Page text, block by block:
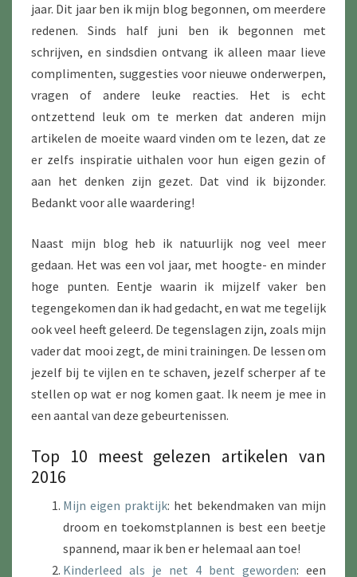
jaar. Dit jaar ben ik mijn blog begonnen, om meerdere
redenen. Sinds half juni ben ik begonnen met
schrijven, en sindsdien ontvang ik alleen maar lieve
complimenten, suggesties voor nieuwe onderwerpen,
vragen of andere leuke reacties. Het is echt
ontzettend leuk om te merken dat anderen mijn
artikelen de moeite waard vinden om te lezen, dat ze
er zelfs inspiratie uithalen voor hun eigen gezin of
aan het denken zijn gezet. Dat vind ik bijzonder.
Bedankt voor alle waardering!
Naast mijn blog heb ik natuurlijk nog veel meer
gedaan. Het was een vol jaar, met hoogte- en minder
hoge punten. Eentje waarin ik mijzelf vaker ben
tegengekomen dan ik had gedacht, en wat me tegelijk
ook veel heeft geleerd. De tegenslagen zijn, zoals mijn
vader dat mooi zegt, de mini trainingen. De lessen om
jezelf bij te vijlen en te schaven, jezelf scherper af te
stellen op wat er nog komen gaat. Ik neem je mee in
een aantal van deze gebeurtenissen.
Top 10 meest gelezen artikelen van
2016
Mijn eigen praktijk: het bekendmaken van mijn
droom en toekomstplannen is best een beetje
spannend, maar ik ben er helemaal aan toe!
Kinderleed als je net 4 bent geworden: een